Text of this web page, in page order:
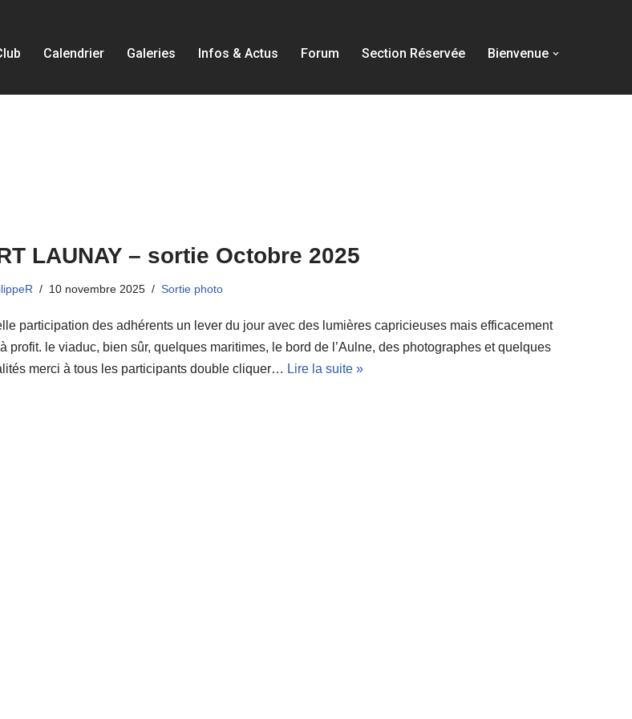
Calendrier Galeries Infos & Actus Forum Section Réservée Bienvenue
LAUNAY – sortie Octobre 2025
10 novembre 2025 Sortie photo
participation des adhérents un lever du jour avec des lumières capricieuses mais efficacement
profit. le viaduc, bien sûr, quelques maritimes, le bord de l’Aulne, des photographes et quelques
merci à tous les participants double cliquer… Lire la suite »